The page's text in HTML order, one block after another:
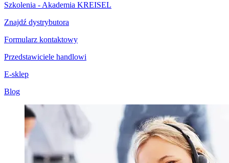
Szkolenia - Akademia KREISEL
Znajdź dystrybutora
Formularz kontaktowy
Przedstawiciele handlowi
E-sklep
Blog